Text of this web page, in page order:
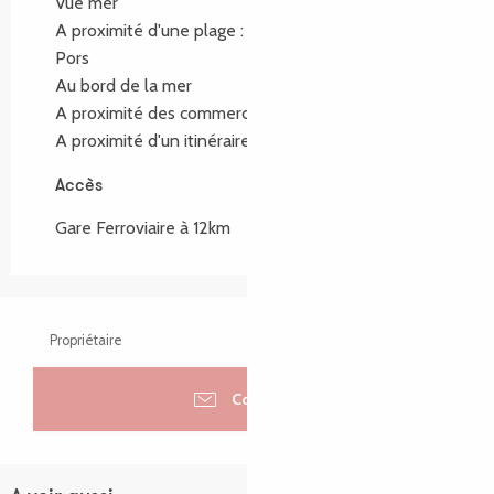
A proximité d'une plage :
Pors
Au bord de la mer
A proximité des commerces
A proximité d'un itinéraire de randonnée :
Accès
Accès
Gare Ferroviaire à 12km
Propriétaire
Contacter